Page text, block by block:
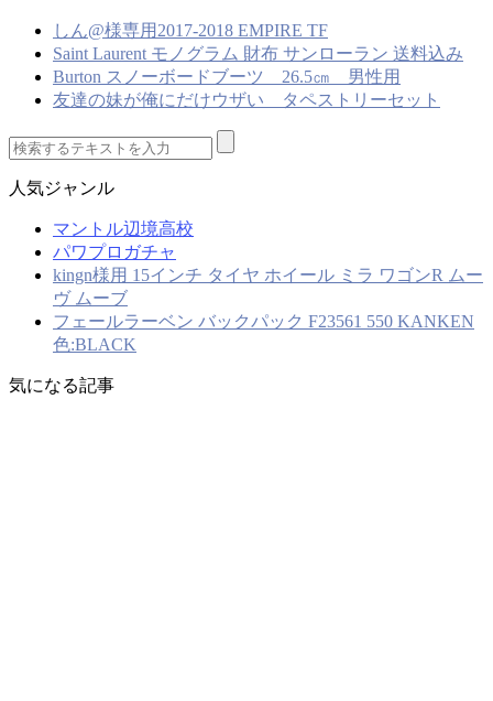
しん@様専用2017-2018 EMPIRE TF
Saint Laurent モノグラム 財布 サンローラン 送料込み
Burton スノーボードブーツ 26.5㎝ 男性用
友達の妹が俺にだけウザい タペストリーセット
人気ジャンル
マントル辺境高校
パワプロガチャ
kingn様用 15インチ タイヤ ホイール ミラ ワゴンR ムー
ヴ ムーブ
フェールラーベン バックパック F23561 550 KANKEN
色:BLACK
気になる記事